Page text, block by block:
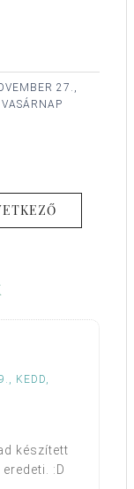
27.,
VASÁRNAP
KEDD,
készített
:D